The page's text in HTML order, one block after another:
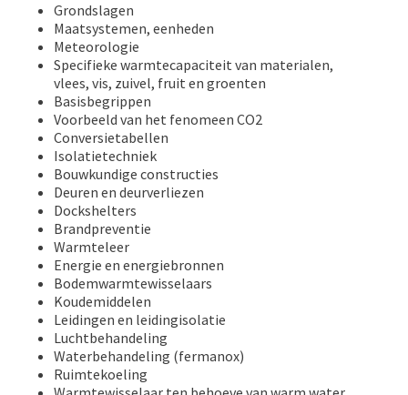
Grondslagen
Maatsystemen, eenheden
Meteorologie
Specifieke warmtecapaciteit van materialen,
vlees, vis, zuivel, fruit en groenten
Basisbegrippen
Voorbeeld van het fenomeen CO2
Conversietabellen
Isolatietechniek
Bouwkundige constructies
Deuren en deurverliezen
Dockshelters
Brandpreventie
Warmteleer
Energie en energiebronnen
Bodemwarmtewisselaars
Koudemiddelen
Leidingen en leidingisolatie
Luchtbehandeling
Waterbehandeling (fermanox)
Ruimtekoeling